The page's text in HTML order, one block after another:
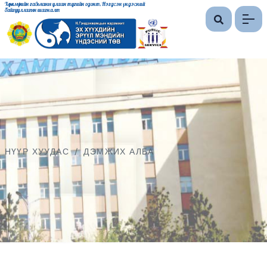
Хөдөлмөрийн гавьяаны улаан тугийн одонт, Нэгдсэн үндэсний
байгууллагын шагналт
НҮҮР ХУУДАС / ДЭМЖИХ АЛБА